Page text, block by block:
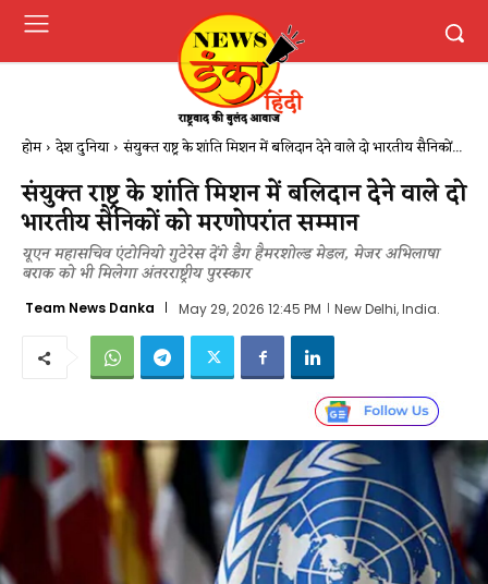
होम देश दुनिया संयुक्त राष्ट्र के शांति मिशन में बलिदान देने वाले दो भारतीय सैनिकों...
संयुक्त राष्ट्र के शांति मिशन में बलिदान देने वाले दो
भारतीय सैनिकों को मरणोपरांत सम्मान
यूएन महासचिव एंटोनियो गुटेरेस देंगे डैग हैमरशोल्ड मेडल, मेजर अभिलाषा
बराक को भी मिलेगा अंतरराष्ट्रीय पुरस्कार
Team News Danka May 29, 2026 12:45 PM New Delhi, India.